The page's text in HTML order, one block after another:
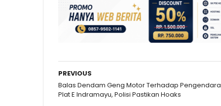
PREVIOUS
Balas Dendam Geng Motor Terhadap Pengendara
Plat E Indramayu, Polisi Pastikan Hoaks